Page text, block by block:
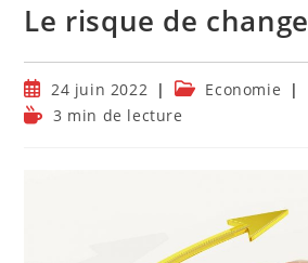
Le risque de change
Publication
publiée :
24 juin 2022
Post
category:
Economie
Temps3 min de lecture